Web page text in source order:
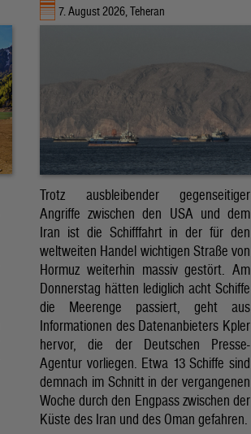
7. August 2026, Teheran
Trotz ausbleibender gegenseitiger
Angriffe zwischen den USA und dem
Iran ist die Schifffahrt in der für den
weltweiten Handel wichtigen Straße von
Hormuz weiterhin massiv gestört. Am
Donnerstag hätten lediglich acht Schiffe
die Meerenge passiert, geht aus
Informationen des Datenanbieters Kpler
hervor, die der Deutschen Presse-
Agentur vorliegen. Etwa 13 Schiffe sind
demnach im Schnitt in der vergangenen
Woche durch den Engpass zwischen der
Küste des Iran und des Oman gefahren.